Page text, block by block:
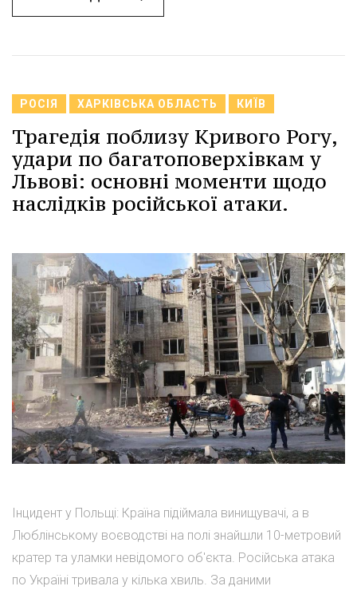
РОСІЯ ХАРКІВСЬКА ОБЛАСТЬ КИЇВ
Трагедія поблизу Кривого Рогу,
удари по багатоповерхівкам у
Львові: основні моменти щодо
наслідків російської атаки.
Інцидент у Польщі: Країна підіймала винищувачі, а в
Люблінському воєводстві на полі знайшли 10-метровий
кратер та уламки невідомого об'єкта. Російська атака
по Україні тривала у кілька хвиль. За даними